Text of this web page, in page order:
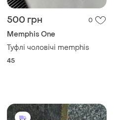
500 грн 0
Memphis One
Туфлі чоловічі memphis
45